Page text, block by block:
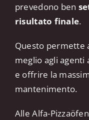
prevedono ben
risultato finale.
Questo permette
meglio agli
e offrire la
mantenimento.
Alle Alfa-